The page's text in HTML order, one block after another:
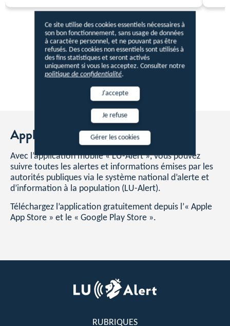
Ce site utilise des cookies essentiels nécessaires à
son bon fonctionnement, sans usage de données
à caractère personnel, et ne pouvant pas être
refusés. Des cookies non essentiels sont utilisés à
des fins statistiques et seront activés
uniquement si vous les acceptez. Consulter notre
politique de confidentialité.
J'accepte
Je refuse
Gérer les cookies
Application LU-Alert
Avec l’application mobile « LU-Alert », vous pouvez
suivre toutes les alertes et informations émises par les
autorités publiques via le système national d’alerte et
d’information à la population (LU-Alert).
Téléchargez l’application gratuitement depuis l’« Apple
App Store » et le « Google Play Store ».
RUBRIQUES